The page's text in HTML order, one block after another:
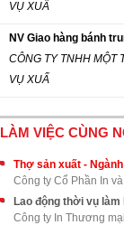
VỤ XUẤ
NV Giao hàng bánh
CÔNG TY TNHH MỘT
VỤ XUẤ
LÀM VIỆC CÙNG
Thợ sản xuất -
Công ty Cổ Phần In
Lao động thời vụ làm
Công ty In Thương